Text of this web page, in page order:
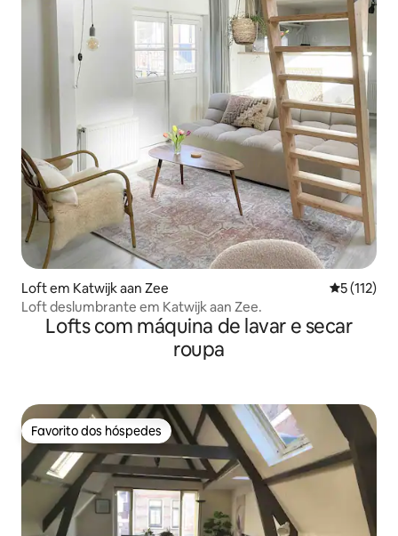
Loft em Katwijk aan Zee
5 (112)
Loft deslumbrante em Katwijk aan Zee.
Lofts com máquina de lavar e secar
roupa
Favorito dos hóspedes
Favorito dos hóspedes